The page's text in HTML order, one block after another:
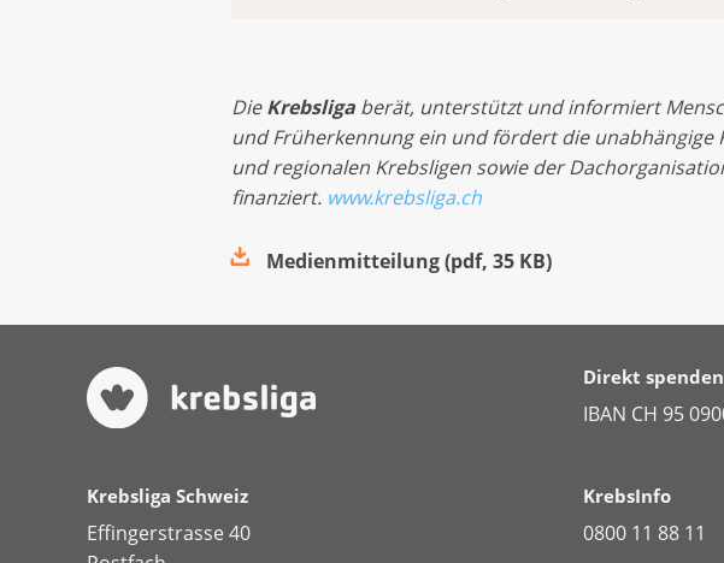
DieKrebsliga berät, unterstützt und informiert
und Früherkennung ein und fördert die
und regionalen Krebsligen sowie der
finanziert. www.krebsliga.ch
Medienmitteilung(pdf, 35 KB)
Direkt spenden
IBAN CH 95
Krebsliga Schweiz
Effingerstrasse 40
KrebsInfo
0800 11 88 11